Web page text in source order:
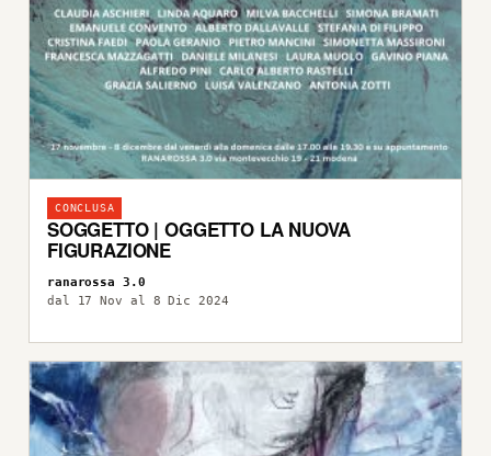
CONCLUSA
SOGGETTO | OGGETTO LA NUOVA
FIGURAZIONE
ranarossa 3.0
dal 17 Nov al 8 Dic 2024